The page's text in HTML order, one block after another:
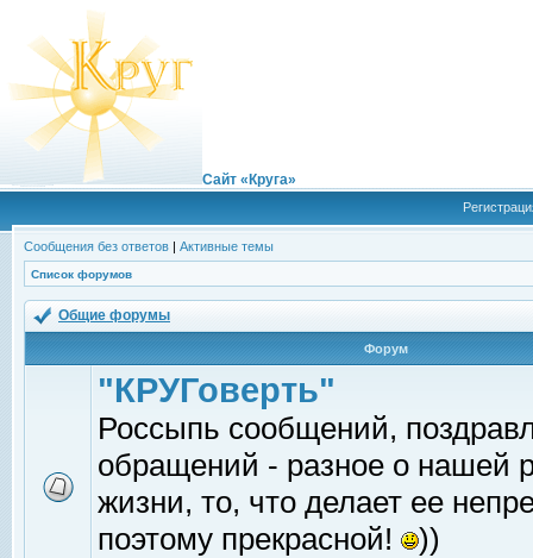
Сайт «Круга»
Сообщения без ответов | Активные темы
Список форумов
Общие форумы
Форум
"КРУГоверть"
Россыпь сообщений,
обращений - разное о нашей
жизни, то, что делает ее
поэтому прекрасной!
))